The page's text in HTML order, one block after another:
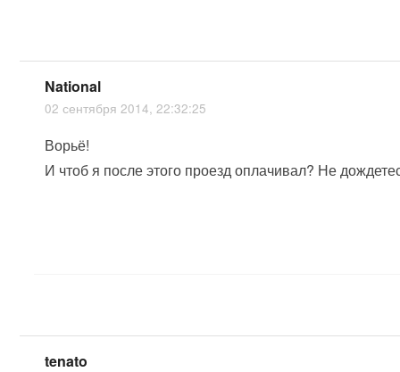
National
02 сентября 2014, 22:32:25
Ворьё!
И чтоб я после этого проезд оплачивал? Не
tenato